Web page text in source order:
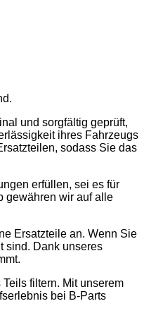
und sorgfältig geprüft,
ihres Fahrzeugs
sodass Sie das
erfüllen, sei es für
gewähren wir auf alle
Ersatzteile an. Wenn Sie
sind. Dank unseres
filtern. Mit unserem
bei B-Parts